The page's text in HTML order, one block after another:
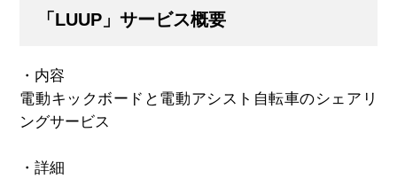
「LUUP」サービス概要
・内容
電動キックボードと電動アシスト自転車のシェアリ
ングサービス
・詳細